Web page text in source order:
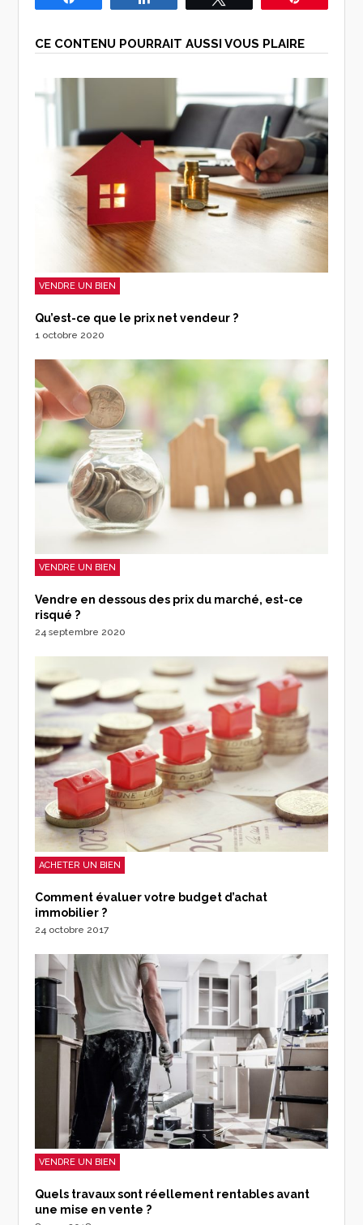
CE CONTENU POURRAIT AUSSI VOUS PLAIRE
VENDRE UN BIEN
Qu’est-ce que le prix net vendeur ?
1 octobre 2020
VENDRE UN BIEN
Vendre en dessous des prix du marché, est-ce
risqué ?
24 septembre 2020
ACHETER UN BIEN
Comment évaluer votre budget d’achat
immobilier ?
24 octobre 2017
VENDRE UN BIEN
Quels travaux sont réellement rentables avant
une mise en vente ?